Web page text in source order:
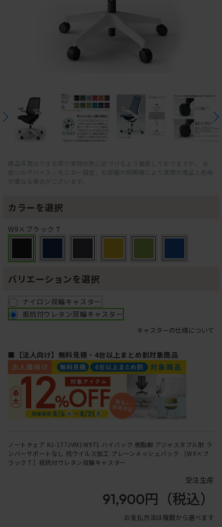
商品写真はできる限り実物の色に近づけるよう徹底しておりますが、 お
使いのデバイス・モニター設定、お部屋の照明等により実際の商品と色味
が異なる場合がございます。
カラーを選択
W9×ブラックＴ
バリエーションを選択
ナイロン双輪キャスター
抵抗付ウレタン双輪キャスター
キャスターの仕様について
■【法人向け】無料見積・4台以上まとめ割対象商品
ノートチェア KJ-177JVM1W9T1 ハイバック 樹脂脚 アジャスタブル肘 ラ
ンバーサポートなし 抗ウイルス加工 プレーンメッシュバック ［W9×ブ
ラックＴ］抵抗付ウレタン双輪キャスター
受注生産
91,900円 （税込）
お支払方法は複数から選べます